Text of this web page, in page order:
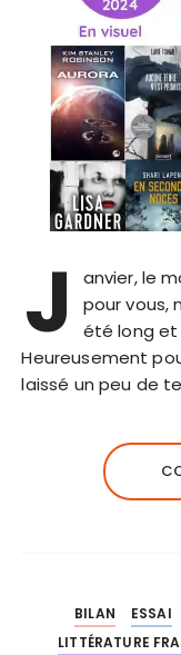
J
anvier, le
pour vous,
été long et
Heureusement
laissé un peu de
BILAN ESSAI
LITTÉRATURE